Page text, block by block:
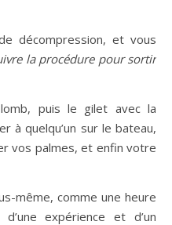
décompression, et vous
la procédure pour sortir
puis le gilet avec la
à quelqu’un sur le bateau,
vos palmes, et enfin votre
même, comme une heure
expérience et d’un